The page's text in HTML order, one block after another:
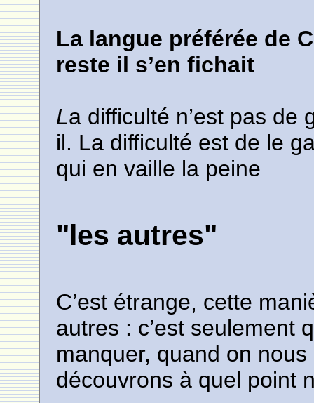
La langue préférée de
reste il s’en fichait
La difficulté n’est pas de
il. La difficulté est de le
qui en vaille la peine
"les autres"
C’est étrange, cette
autres : c’est seulement
manquer, quand on
découvrons à quel point